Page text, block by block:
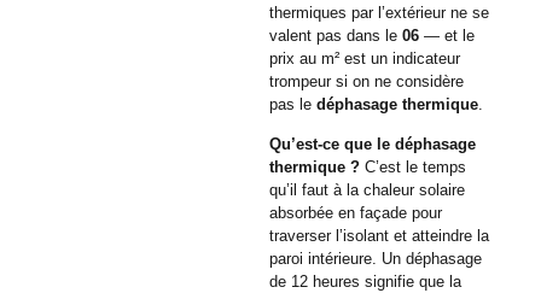
thermiques par l’extérieur ne se
valent pas dans le06 — et le
prix au m² est un indicateur
trompeur si on ne considère
pas ledéphasage thermique
Qu’est-ce que le déphasage
thermique ? C’est le temps
qu’il faut à la chaleur solaire
absorbée en façade pour
traverser l’isolant et atteindre la
paroi intérieure. Un déphasage
de 12 heures signifie que la